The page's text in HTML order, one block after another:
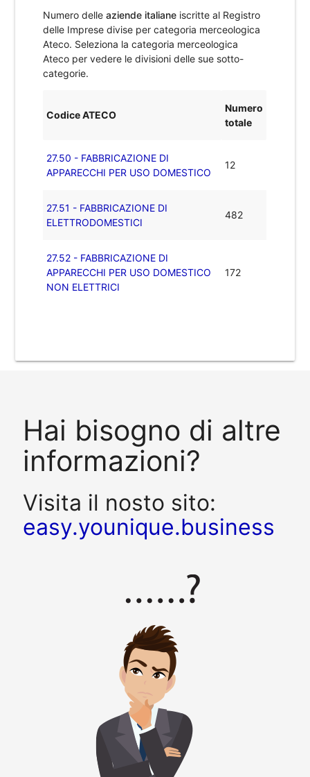
Numero delleaziende italiane iscritte al Registro
delle Imprese divise per categoria merceologica
Ateco. Seleziona la categoria merceologica
Ateco per vedere le divisioni delle sue sotto-
categorie.
Codice ATECO
Numero
totale
27.50 - FABBRICAZIONE DI
APPARECCHI PER USO DOMESTICO
12
27.51 - FABBRICAZIONE DI
ELETTRODOMESTICI
482
27.52 - FABBRICAZIONE DI
APPARECCHI PER USO DOMESTICO
NON ELETTRICI
172
Hai bisogno di altre
informazioni?
Visita il nosto sito:
easy.younique.business